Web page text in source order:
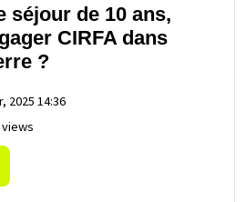
séjour de 10 ans,
CIRFA dans
?
2025 14:36
views